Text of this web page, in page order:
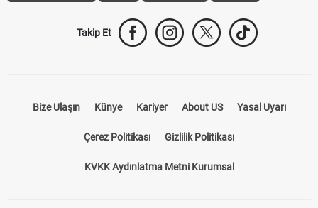
Takip Et
Bize Ulaşın Künye Kariyer About US Yasal Uyarı
Çerez Politikası Gizlilik Politikası
KVKK Aydınlatma Metni Kurumsal